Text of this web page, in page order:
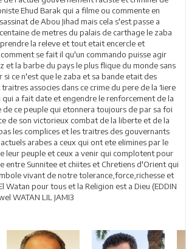
Ehud Barak qui a filme ou commente en
de Abou Jihad mais cela s'est passe a
de metres du palais de carthage le zaba
la releve et tout etait encercle et
se fait il qu'un commando puisse agir
et la barbe du pays le plus flique du monde sans
si ce n'est que le zaba et sa bande etait des
associes dans ce crime du pere de la 1iere
a fait date et engendre le renforcement de la
de ce peuple qui etonnera toujours de par sa foi
de son victorieux combat de la liberte et de la
les complices et les traitres des gouvernants
arabes a ceux qui ont ete elimines par le
leur peuple et ceux a venir qui complotent pour
entre Sunnitee et chiites et Chretiens d'Orient qui
vivant de notre tolerance,force,richesse et
Watan pour tous et la Religion est a Dieu (EDDIN
WATAN LIL JAMI3